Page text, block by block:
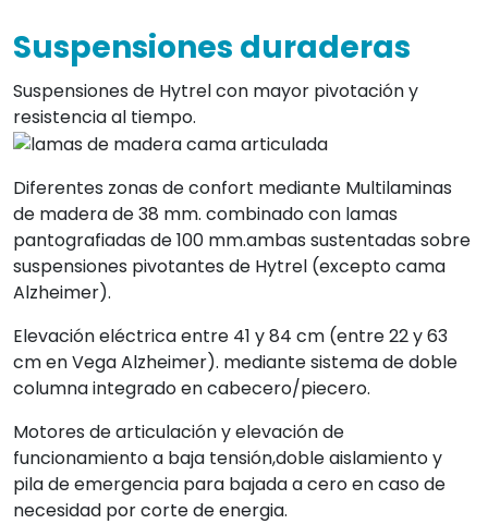
Suspensiones duraderas
Suspensiones de Hytrel con mayor pivotación y
resistencia al tiempo.
Diferentes zonas de confort mediante Multilaminas
de madera de 38 mm. combinado con lamas
pantografiadas de 100 mm.ambas sustentadas sobre
suspensiones pivotantes de Hytrel (excepto cama
Alzheimer).
Elevación eléctrica entre 41 y 84 cm (entre 22 y 63
cm en Vega Alzheimer). mediante sistema de doble
columna integrado en cabecero/piecero.
Motores de articulación y elevación de
funcionamiento a baja tensión,doble aislamiento y
pila de emergencia para bajada a cero en caso de
necesidad por corte de energia.